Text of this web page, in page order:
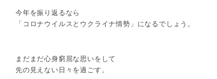
今年を振り返るなら
「コロナウイルスとウクライナ情勢」になるでしょう。
まだまだ心身窮屈な思いをして
先の見えない日々を過ごす。